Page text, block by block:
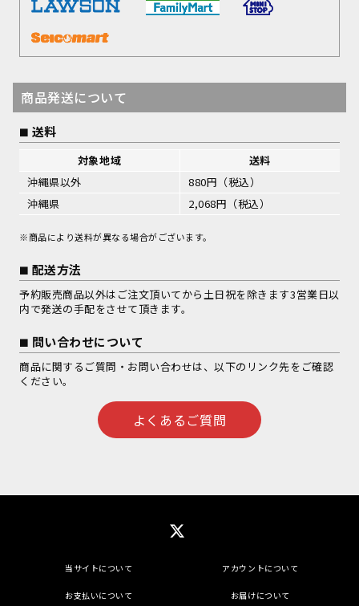
商品発送について
送料
対象地域
送料
沖縄県以外
880円（税込）
沖縄県
2,068円（税込）
※商品により送料が異なる場合がございます。
配送方法
予約販売商品以外はご注文頂いてから土日祝を除きます3営業日以
内で発送の手配をさせて頂きます。
問い合わせについて
商品に関するご質問・お問い合わせは、以下のリンク先をご確認
ください。
よくあるご質問
当サイトについて アカウントについて
お支払いについて お届けについて